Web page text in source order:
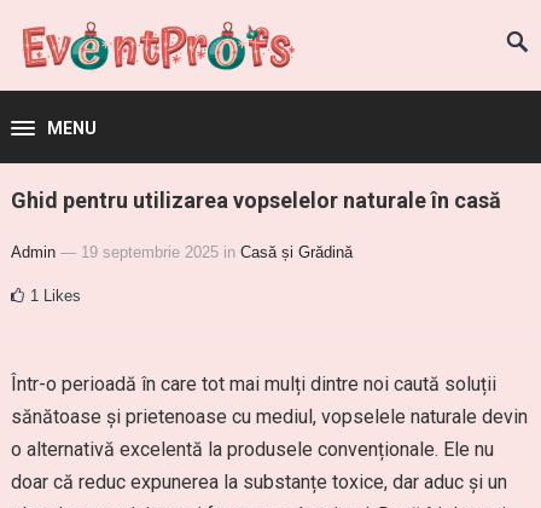
MENU
Ghid pentru utilizarea vopselelor naturale în casă
Admin — 19 septembrie 2025 in Casă și Grădină
1 Likes
Într-o perioadă în care tot mai mulți dintre noi caută soluții
sănătoase și prietenoase cu mediul, vopselele naturale devin
o alternativă excelentă la produsele convenționale. Ele nu
doar că reduc expunerea la substanțe toxice, dar aduc și un